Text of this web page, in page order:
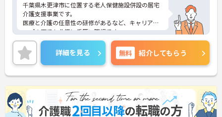
千葉県木更津市に位置する老人保健施設併設の居宅
介護支援事業です。
医療と介護の任意性の研修があるなど、キャリアア
ップの面でも非常に手厚い職場です。
また、法人内でデイケアを運営していたり、姉妹法
人で特養を経営していたりで、キャリアチェンジの
選択肢も幅広い職場となっております。
社員旅行や法人内イベントも開催しているため、ス
タッフの仲も良く、アットホームな雰囲気が自慢で
す。その結果、離職率が低く、産休・育休から復職
される職員さんも多いです。
ご興味ある方には、面接対策ポイントなど、詳細を
お話しいたしますのでお気軽にご相談ください。
詳細を見る 無料 紹介してもらう